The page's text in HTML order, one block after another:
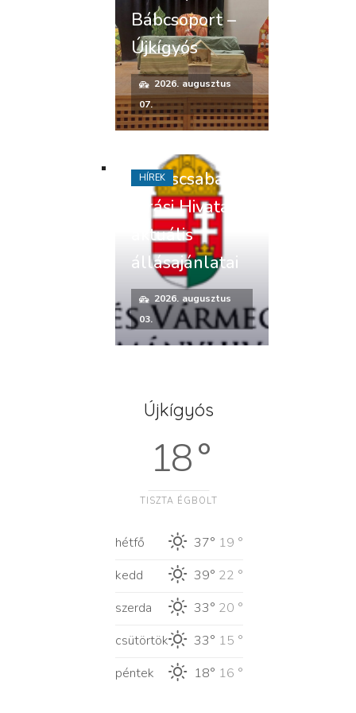
Bábcsoport –
Újkígyós
2026. augusztus
07.
Békéscsabai
Járási Hivatal
aktuális
állásajánlatai
2026. augusztus
03.
HÍREK
Újkígyós
18 °
TISZTA ÉGBOLT
hétfő 37° 19 °
kedd
39° 22 °
szerda
33° 20 °
csütörtök
33° 15 °
péntek
18° 16 °